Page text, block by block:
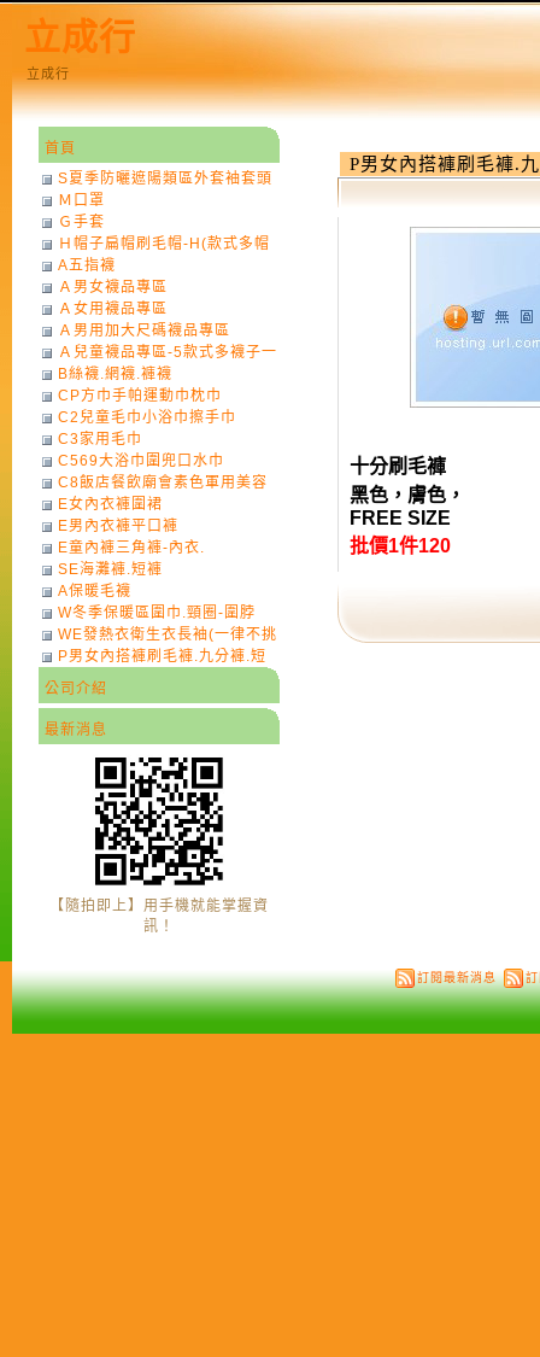
立成行
立成行
P男女內搭褲刷毛褲.
十分刷毛褲
黑色，膚色，
FREE SIZE
批價1件120
首頁
S夏季防曬遮陽類區外套袖套頭
巾
Ｍ口罩
Ｇ手套
Ｈ帽子扁帽刷毛帽-H(款式多帽
子一律不挑色)
A五指襪
Ａ男女襪品專區
Ａ女用襪品專區
Ａ男用加大尺碼襪品專區
Ａ兒童襪品專區-5款式多襪子一
律不挑款式花色)
B絲襪.網襪.褲襪
CP方巾手帕運動巾枕巾
C2兒童毛巾小浴巾擦手巾
C3家用毛巾
C569大浴巾圍兜口水巾
C8飯店餐飲廟會素色軍用美容
巾
E女內衣褲圍裙
E男內衣褲平口褲
E童內褲三角褲-內衣.
SE海灘褲.短褲
A保暖毛襪
W冬季保暖區圍巾.頸圈-圍脖
WE發熱衣衛生衣長袖(一律不挑
色)-7
P男女內搭褲刷毛褲.九分褲.短
褲
公司介紹
最新消息
【隨拍即上】用手機就能掌握資
訊！
訂閱最新消息 訂